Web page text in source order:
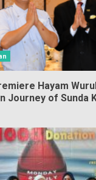
Hayam
Journey of Sunda